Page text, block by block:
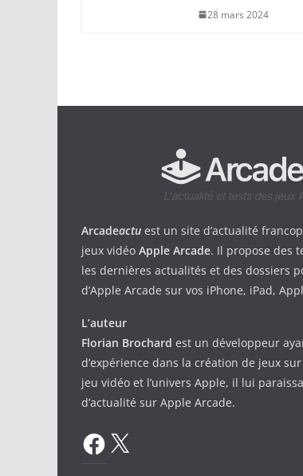
28 mars 2024
Arcadeactu est un site d’actualité
jeux vidéo Apple Arcade. Il propose des
les dernières actualités et des dossiers
d’Apple Arcade sur vos iPhone, iPad,
L’auteur
Florian Brochard est un développeur
d’expérience dans la création de jeux
jeu vidéo et l’univers Apple, il lui
d’actualité sur Apple Arcade.
Facebook
X